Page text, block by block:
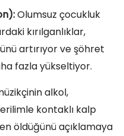
Olumsuz çocukluk
kırılganlıklar,
artırıyor ve şöhret
fazla yükseltiyor.
alkol,
kontaklı kalp
öldüğünü açıklamaya